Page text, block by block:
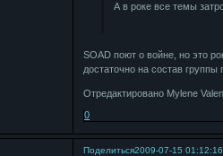
А в роке все темы
SOAD поют о войне, но это
достаточно на состав группы
Отредактировано Mylene
0
Поделиться2009-07-15 01:12:16